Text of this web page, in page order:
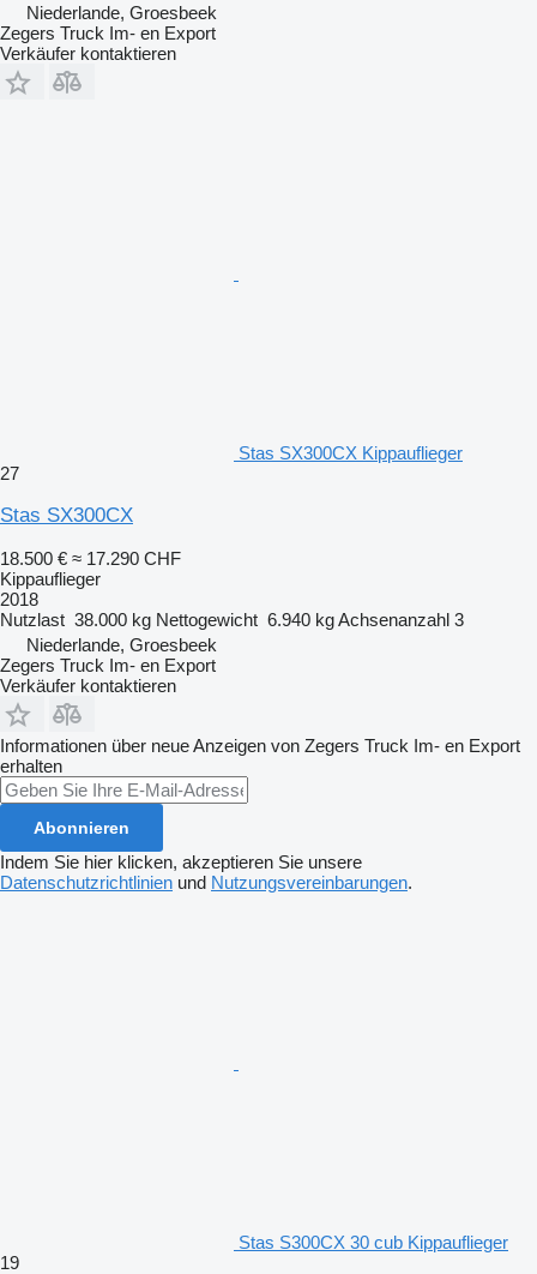
Niederlande, Groesbeek
Zegers Truck Im- en Export
Verkäufer kontaktieren
Stas SX300CX Kippauflieger
27
Stas SX300CX
18.500 € ≈ 17.290 CHF
Kippauflieger
2018
Nutzlast 38.000 kg Nettogewicht 6.940 kgAchsenanzahl 3
Niederlande, Groesbeek
Zegers Truck Im- en Export
Verkäufer kontaktieren
Informationen über neue Anzeigen von Zegers Truck Im- en Export
erhalten
Abonnieren
Indem Sie hier klicken, akzeptieren Sie unsere
Datenschutzrichtlinien und Nutzungsvereinbarungen.
Stas S300CX 30 cub Kippauflieger
19